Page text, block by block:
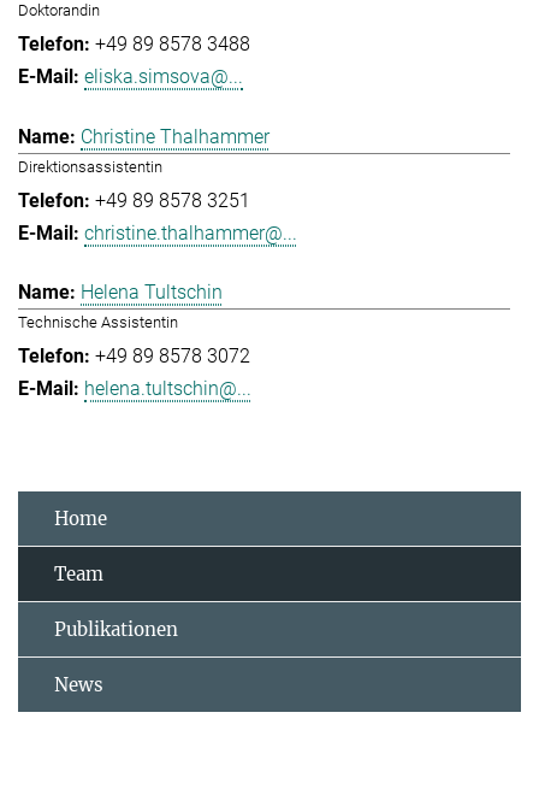
Doktorandin
+49 89 8578 3488
eliska.simsova@...
Christine Thalhammer
Direktionsassistentin
+49 89 8578 3251
christine.thalhammer@...
Helena Tultschin
Technische Assistentin
+49 89 8578 3072
helena.tultschin@...
Home
Team
Publikationen
News